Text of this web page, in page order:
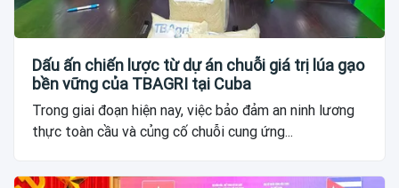
Dấu ấn chiến lược từ dự án chuỗi giá trị lúa gạo
bền vững của TBAGRI tại Cuba
Trong giai đoạn hiện nay, việc bảo đảm an ninh lương
thực toàn cầu và củng cố chuỗi cung ứng...